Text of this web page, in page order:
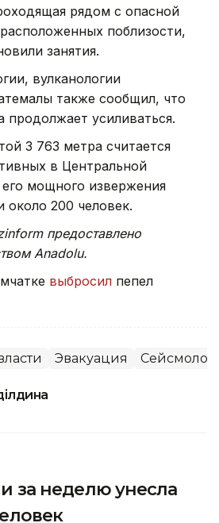
рядом с опасной
поблизости,
занятия.
вулканологии
также сообщил, что
продолжает усиливаться.
3 763 метра считается
в Центральной
мощного извержения
около 200 человек.
предоставлено
Anadolu.
выбросил пепел
Эвакуация
за неделю унесла